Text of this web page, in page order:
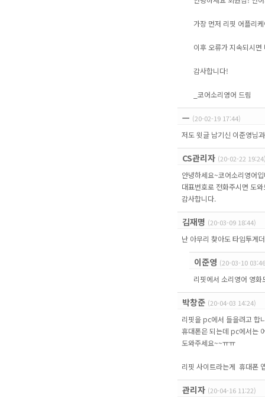
가장 먼저 리핏 어플리
이후 오류가 지속되시
감사합니다!
_코어소리영어 드림
ㅡ (20-02-19 17:44)
저도 윗글 남기신 이준영님
CS관리자 (20-02-22
안녕하세요~코어소리영어
대표번호로 전화주시면 도
감사합니다.
김재명 (20-03-09 18:44)
난 아무리 찾아도 타임투게
이준영 (20-03-10
리핏에서 소리영어 영
박창준 (20-04-03 14:24)
리핏을 pc에서 들을려고 합
휴대폰은 되는데 pc에서는
도와주세요~~ㅠㅠ
리핏 사이트라는게 휴대폰
관리자 (20-04-16 11:22)